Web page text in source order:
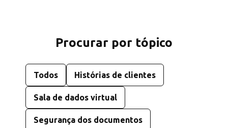
Procurar por tópico
Todos Histórias de clientes
Sala de dados virtual
Segurança dos documentos